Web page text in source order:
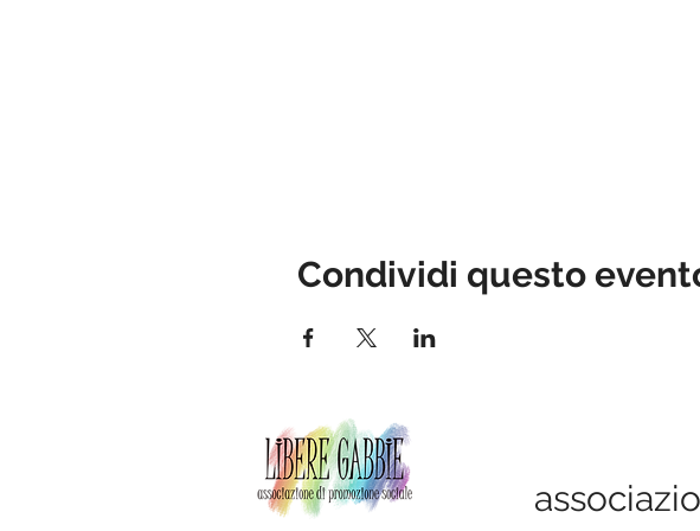
Condividi questo